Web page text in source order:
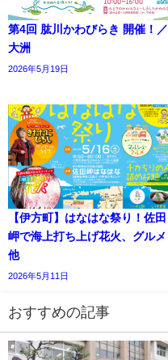
第4回 肱川かわびらき 開催！／
大洲
2026年5月19日
【伊方町】はなはな祭り！佐田
岬で海上打ち上げ花火、グルメ
他
2026年5月11日
おすすめの記事